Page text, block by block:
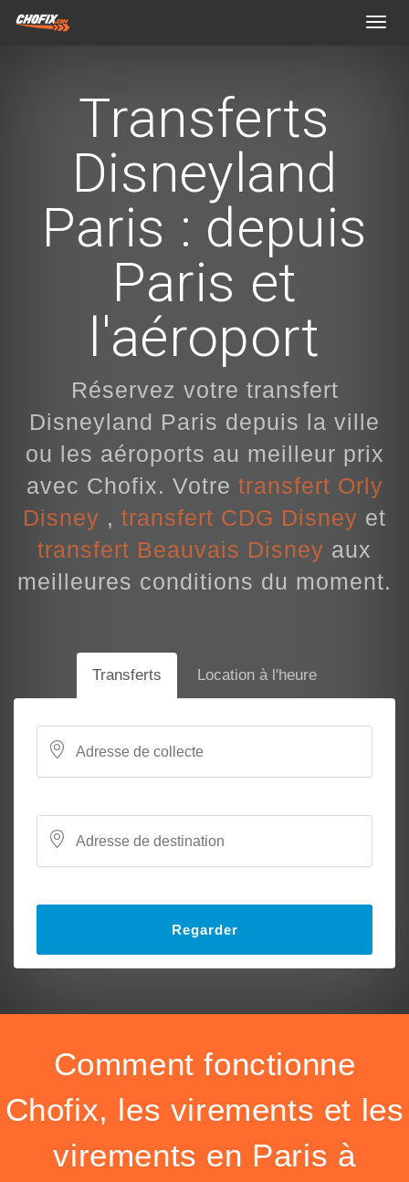
Transferts
Disneyland
Paris : depuis
Paris et
l'aéroport
Réservez votre transfert
Disneyland Paris depuis la ville
ou les aéroports au meilleur prix
avec Chofix. Votre transfert Orly
Disney , transfert CDG Disney et
transfert Beauvais Disney aux
meilleures conditions du moment.
Transferts Location à l'heure
Regarder
Comment fonctionne
Chofix, les virements et les
virements en Paris à